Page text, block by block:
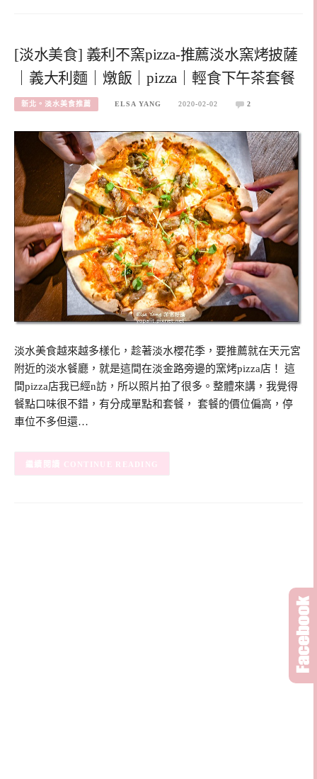
[淡水美食] 義利不窯pizza-推薦淡水窯烤披薩
｜義大利麵｜燉飯｜pizza｜輕食下午茶套餐
新北。淡水美食推薦 ELSA YANG 2020-02-02 2
淡水美食越來越多樣化，趁著淡水櫻花季，要推薦就在天元宮
附近的淡水餐廳，就是這間在淡金路旁邊的窯烤pizza店！ 這
間pizza店我已經n訪，所以照片拍了很多。整體來講，我覺得
餐點口味很不錯，有分成單點和套餐， 套餐的價位偏高，停
車位不多但還…
CONTINUE READING